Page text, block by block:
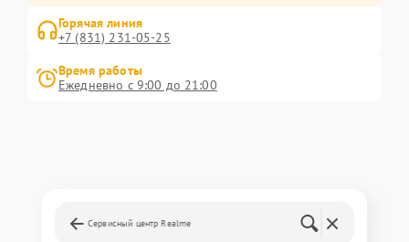
Горячая линия
+7 (831) 231-05-25
Время работы
Ежедневно с 9:00 до 21:00
Сервисный центр Realme